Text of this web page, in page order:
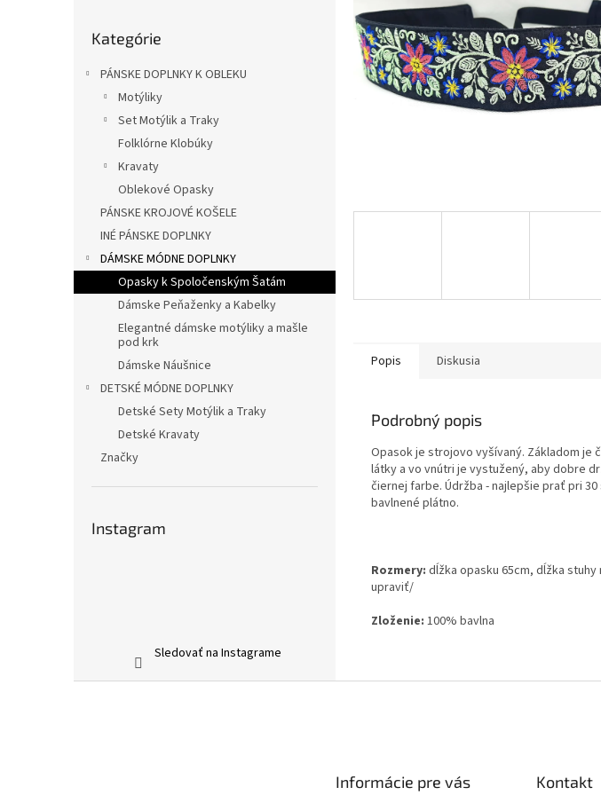
kategórie
Kategórie
PÁNSKE DOPLNKY K OBLEKU
Motýliky
Set Motýlik a Traky
Folklórne Klobúky
Kravaty
Oblekové Opasky
PÁNSKE KROJOVÉ KOŠELE
INÉ PÁNSKE DOPLNKY
DÁMSKE MÓDNE DOPLNKY
Opasky k Spoločenským Šatám
Dámske Peňaženky a Kabelky
Elegantné dámske motýliky a mašle
pod krk
Dámske Náušnice
DETSKÉ MÓDNE DOPLNKY
Detské Sety Motýlik a Traky
Detské Kravaty
Značky
Instagram
Sledovať na Instagrame
Popis Diskusia
Podrobný popis
Opasok je strojovo vyšívaný. Základom je
látky a vo vnútri je vystužený, aby dobre
čiernej farbe. Údržba - najlepšie prať pri
bavlnené plátno.
Rozmery: dĺžka opasku 65cm, dĺžka
upraviť/
Zloženie: 100% bavlna
Informácie pre vás Kontakt